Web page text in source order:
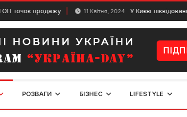
продажу 11 Квітня, 2024 У Києві ліквідовано
РОЗВАГИ БІЗНЕС LIFESTYLE